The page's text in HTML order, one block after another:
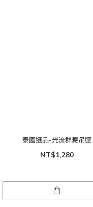
泰國選品-光流群舞吊墜
NT$1,280